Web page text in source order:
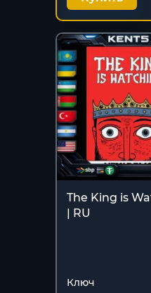
The King is
| RU
Ключ